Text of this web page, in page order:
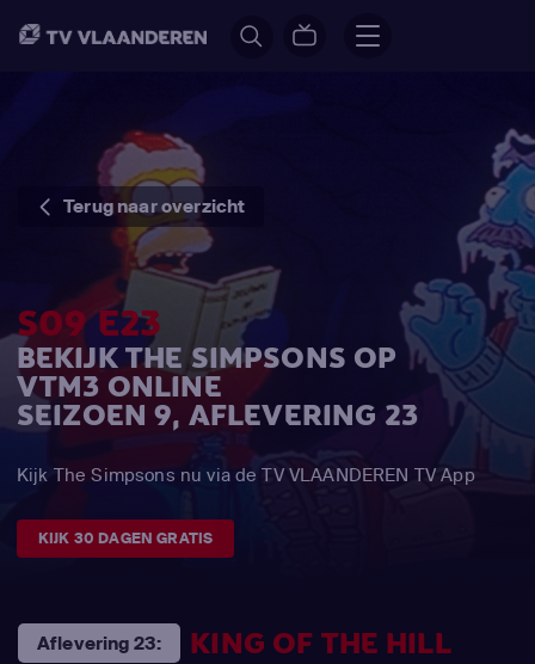
Terug naar overzicht
S09 E23
BEKIJK THE SIMPSONS OP
VTM3 ONLINE
SEIZOEN 9, AFLEVERING 23
Kijk The Simpsons nu via de TV VLAANDEREN TV App
KIJK 30 DAGEN GRATIS
Aflevering 23: KING OF THE HILL